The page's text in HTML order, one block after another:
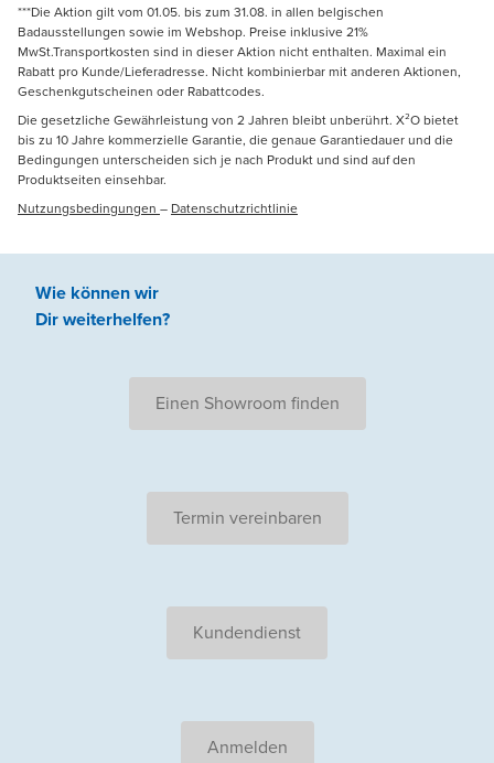
***Die Aktion gilt vom 01.05. bis zum 31.08. in allen belgischen
Badausstellungen sowie im Webshop. Preise inklusive 21%
MwSt.Transportkosten sind in dieser Aktion nicht enthalten. Maximal ein
Rabatt pro Kunde/Lieferadresse. Nicht kombinierbar mit anderen Aktionen,
Geschenkgutscheinen oder Rabattcodes.
Die gesetzliche Gewährleistung von 2 Jahren bleibt unberührt. X²O bietet
bis zu 10 Jahre kommerzielle Garantie, die genaue Garantiedauer und die
Bedingungen unterscheiden sich je nach Produkt und sind auf den
Produktseiten einsehbar.
Nutzungsbedingungen – Datenschutzrichtlinie
Wie können wir
Dir weiterhelfen?
Einen Showroom finden
Termin vereinbaren
Kundendienst
Anmelden